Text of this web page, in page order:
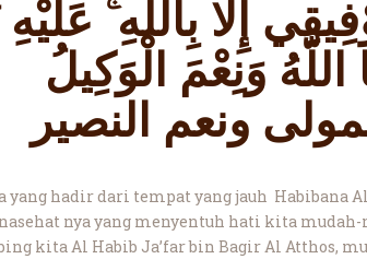
إِلَّا بِاللَّهِ
وَنِعْمَ الْوَكِيلُ
ونعم النصير
hadir dari tempat yang jauh Habibana
nya yang menyentuh hati kita mudah-
kita Al Habib Ja’far bin Bagir Al Atthos,